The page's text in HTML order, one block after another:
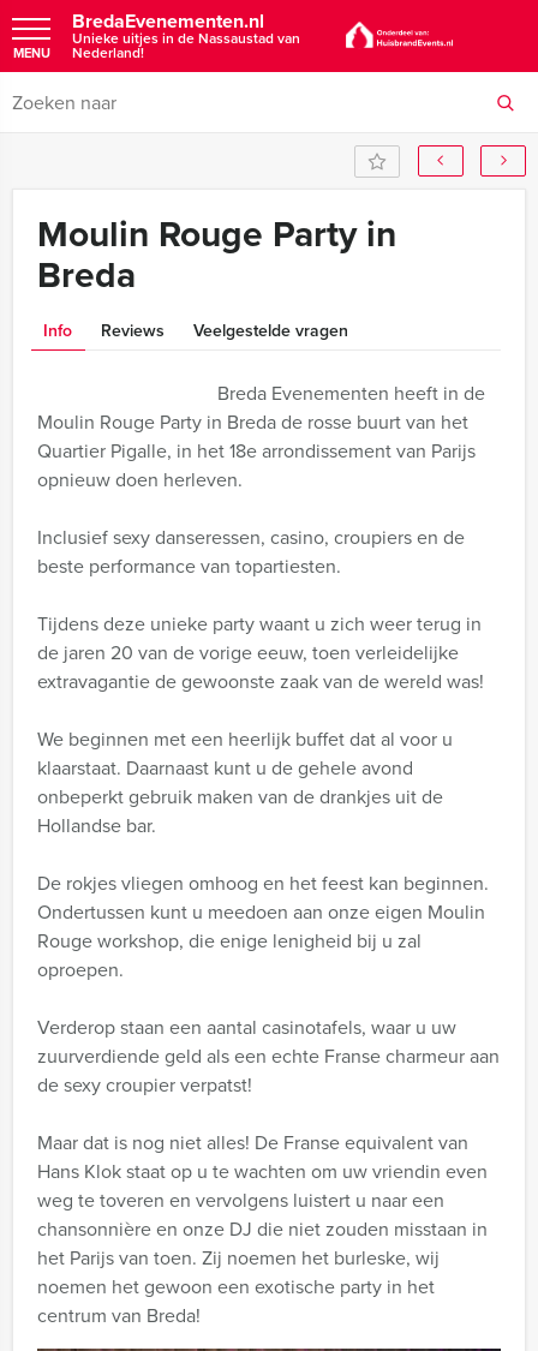
BredaEvenementen.nl
Unieke uitjes in de Nassaustad van
Nederland!
MENU
Moulin Rouge Party in
Breda
Info Reviews Veelgestelde vragen
Breda Evenementen heeft in de
Moulin Rouge Party in Breda de rosse buurt van het
Quartier Pigalle, in het 18e arrondissement van Parijs
opnieuw doen herleven.
Inclusief sexy danseressen, casino, croupiers en de
beste performance van topartiesten.
Tijdens deze unieke party waant u zich weer terug in
de jaren 20 van de vorige eeuw, toen verleidelijke
extravagantie de gewoonste zaak van de wereld was!
We beginnen met een heerlijk buffet dat al voor u
klaarstaat. Daarnaast kunt u de gehele avond
onbeperkt gebruik maken van de drankjes uit de
Hollandse bar.
De rokjes vliegen omhoog en het feest kan beginnen.
Ondertussen kunt u meedoen aan onze eigen Moulin
Rouge workshop, die enige lenigheid bij u zal
oproepen.
Verderop staan een aantal casinotafels, waar u uw
zuurverdiende geld als een echte Franse charmeur aan
de sexy croupier verpatst!
Maar dat is nog niet alles! De Franse equivalent van
Hans Klok staat op u te wachten om uw vriendin even
weg te toveren en vervolgens luistert u naar een
chansonnière en onze DJ die niet zouden misstaan in
het Parijs van toen. Zij noemen het burleske, wij
noemen het gewoon een exotische party in het
centrum van Breda!